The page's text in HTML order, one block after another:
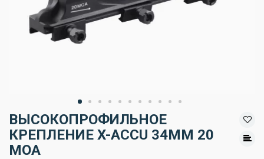
ВЫСОКОПРОФИЛЬНОЕ
КРЕПЛЕНИЕ X-ACCU 34ММ 20
MOA